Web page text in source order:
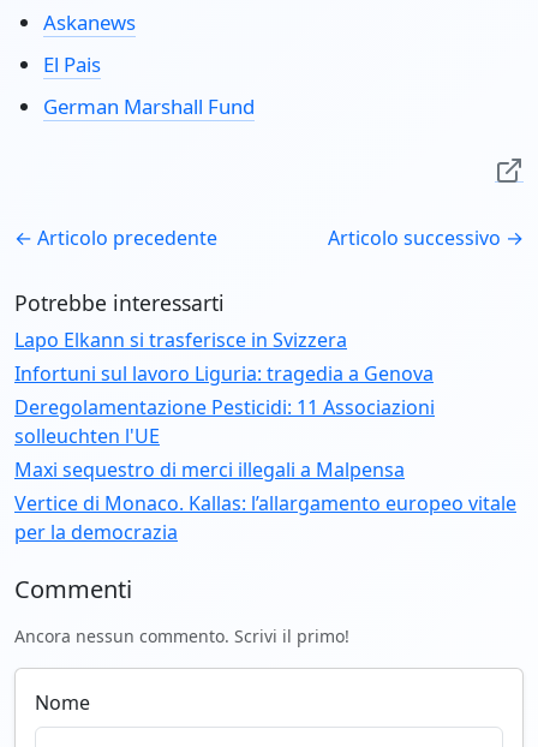
Askanews
El Pais
German Marshall Fund
← Articolo precedente Articolo successivo →
Potrebbe interessarti
Lapo Elkann si trasferisce in Svizzera
Infortuni sul lavoro Liguria: tragedia a Genova
Deregolamentazione Pesticidi: 11 Associazioni
solleuchten l'UE
Maxi sequestro di merci illegali a Malpensa
Vertice di Monaco. Kallas: l’allargamento europeo vitale
per la democrazia
Commenti
Ancora nessun commento. Scrivi il primo!
Nome